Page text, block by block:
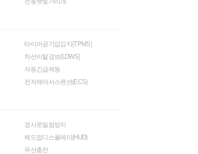
타이어공기압감지(TPMS)
차선이탈경보(LDWS)
자동긴급제동
전자제어서스펜션(ECS)
경사로밀림방지
헤드업디스플레이(HUD)
무선충전